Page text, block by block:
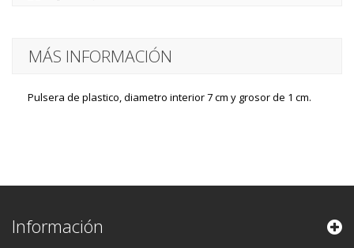
MÁS INFORMACIÓN
Pulsera de plastico, diametro interior 7 cm y grosor de 1 cm.
Información